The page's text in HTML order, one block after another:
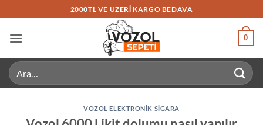
atla
2000TL VE ÜZERI KARGO BEDAVA
0
Ara:
VOZOL ELEKTRONIK SIGARA